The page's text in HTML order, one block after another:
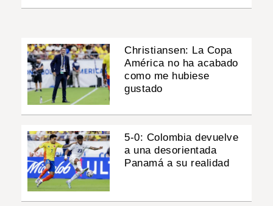
Christiansen: La Copa
América no ha acabado
como me hubiese
gustado
5-0: Colombia devuelve
a una desorientada
Panamá a su realidad